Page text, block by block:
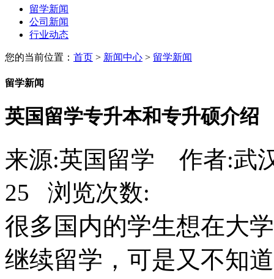
留学新闻
公司新闻
行业动态
您的当前位置： 首页 > 新闻中心 > 留学新闻
留学新闻
英国留学专升本和专升硕介绍
来源:英国留学 作者:武
25 浏览次数:
很多国内的学生想在大
继续留学，可是又不知